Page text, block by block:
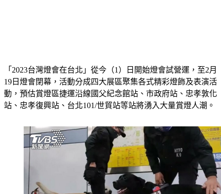
「2023台灣燈會在台北」從今（1）日開始燈會試營運，至2月
19日燈會閉幕，活動分成四大展區聚集各式精彩燈飾及表演活
動，預估賞燈區捷運沿線國父紀念館站、市政府站、忠孝敦化
站、忠孝復興站、台北101/世貿站等站將湧入大量賞燈人潮。